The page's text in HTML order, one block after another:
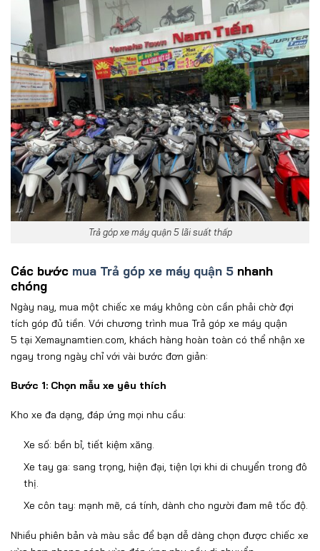
Trả góp xe máy quận 5 lãi suất thấp
Các bước mua Trả góp xe máy quận 5 nhanh
chóng
Ngày nay, mua một chiếc xe máy không còn cần phải chờ đợi
tích góp đủ tiền. Với chương trình mua Trả góp xe máy quận
5 tại Xemaynamtien.com, khách hàng hoàn toàn có thể nhận xe
ngay trong ngày chỉ với vài bước đơn giản:
Bước 1: Chọn mẫu xe yêu thích
Kho xe đa dạng, đáp ứng mọi nhu cầu:
Xe số: bền bỉ, tiết kiệm xăng.
Xe tay ga: sang trọng, hiệnđại, tiện lợi khi di chuyển trongđô
thị.
Xe côn tay: mạnh mẽ, cá tính, dành cho ngườiđam mê tốcđộ.
Nhiều phiên bản và màu sắc để bạn dễ dàng chọn được chiếc xe